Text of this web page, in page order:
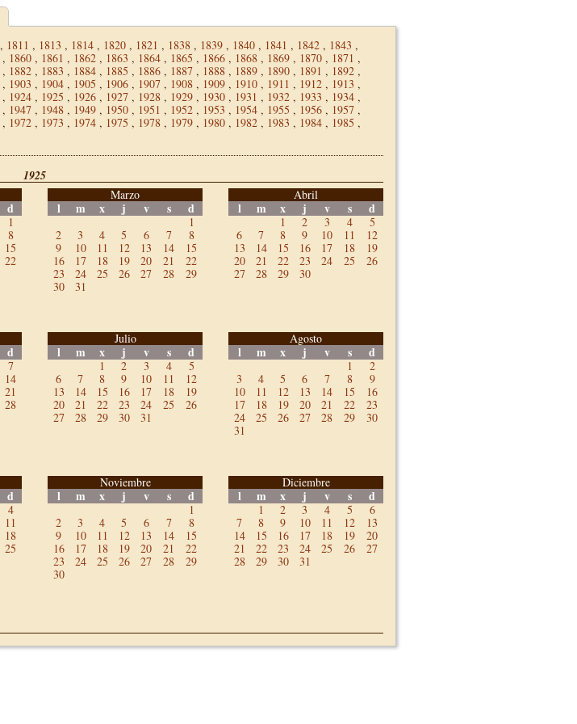
, 1811 , 1813 , 1814 , 1820 , 1821 , 1838 , 1839 , 1840 , 1841 , 1842 , 1843 ,
, 1860 , 1861 , 1862 , 1863 , 1864 , 1865 , 1866 , 1868 , 1869 , 1870 , 1871 ,
, 1882 , 1883 , 1884 , 1885 , 1886 , 1887 , 1888 , 1889 , 1890 , 1891 , 1892 ,
, 1903 , 1904 , 1905 , 1906 , 1907 , 1908 , 1909 , 1910 , 1911 , 1912 , 1913 ,
, 1924 , 1925 , 1926 , 1927 , 1928 , 1929 , 1930 , 1931 , 1932 , 1933 , 1934 ,
, 1947 , 1948 , 1949 , 1950 , 1951 , 1952 , 1953 , 1954 , 1955 , 1956 , 1957 ,
, 1972 , 1973 , 1974 , 1975 , 1978 , 1979 , 1980 , 1982 , 1983 , 1984 , 1985 ,
1925
d
1
8
15
22
Marzo
l m x j v s d
1
2
3 4 5 6 7
8
9
10 11 12 13 14
15
16
17 18 19 20 21
22
23
24 25 26 27 28
29
30
31
Abril
l m x j v s d
1 2 3 4
5
6
7 8 9 10 11
12
13
14 15 16 17 18
19
20
21 22 23 24 25
26
27
28 29 30
d
7
14
21
28
Julio
l m x j v s d
1 2 3 4
5
6
7 8 9 10 11
12
13
14 15 16 17 18
19
20
21 22 23 24 25
26
27
28 29 30 31
Agosto
l m x j v s d
1
2
3
4 5 6 7 8
9
10
11 12 13 14 15
16
17
18 19 20 21 22
23
24
25 26 27 28 29
30
31
d
4
11
18
25
Noviembre
l m x j v s d
1
2
3 4 5 6 7
8
9
10 11 12 13 14
15
16
17 18 19 20 21
22
23
24 25 26 27 28
29
30
Diciembre
l m x j v s d
1 2 3 4 5
6
7
8 9 10 11 12
13
14
15 16 17 18 19
20
21
22 23 24 25 26
27
28
29 30 31